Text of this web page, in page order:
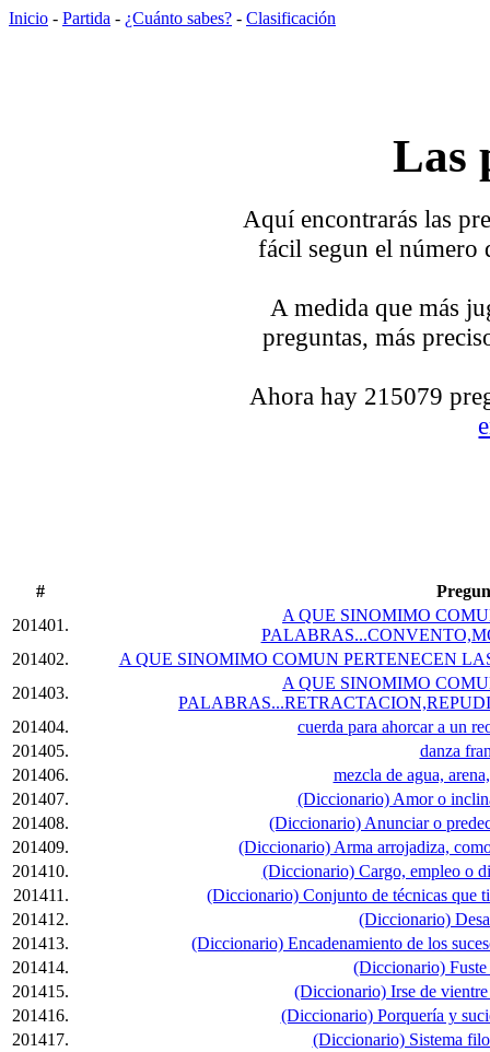
Inicio - Partida - ¿Cuánto sabes? - Clasificación
Las
Aquí encontrarás las
fácil segun el número
A medida que más
preguntas, más
Ahora hay 215079
#
201401.
A QUE SINOMIMO
201402.
A QUE SINOMIMO COMUN PERTENECEN
201403.
A QUE SINOMIMO
201404.
cuerda para ahorcar a un
201405.
danza
201406.
mezcla de agua,
201407.
(Diccionario) Amor o
201408.
(Diccionario) Anunciar o
201409.
(Diccionario) Arma arrojadiza,
201410.
(Diccionario) Cargo, empleo o
201411.
(Diccionario) Conjunto de técnicas que
201412.
(Diccionario)
201413.
(Diccionario) Encadenamiento de los
201414.
(Diccionario)
201415.
(Diccionario) Irse de
201416.
(Diccionario) Porquería y
201417.
(Diccionario) Sistema